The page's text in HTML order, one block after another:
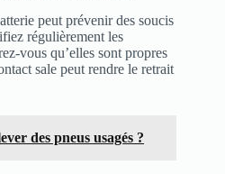
peut prévenir des soucis
régulièrement les
vous qu’elles sont propres
sale peut rendre le retrait
des pneus usagés ?